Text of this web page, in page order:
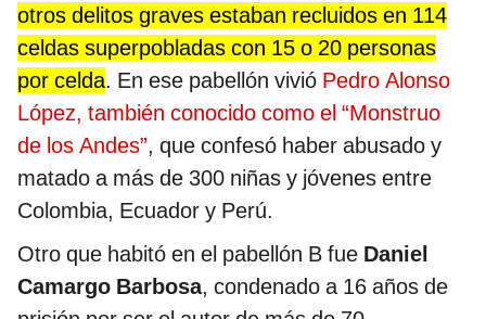
otros delitos graves estaban recluidos en 114
celdas superpobladas con 15 o 20 personas
por celda. En ese pabellón vivió Pedro Alonso
López, también conocido como el “Monstruo
de los Andes”, que confesó haber abusado y
matado a más de 300 niñas y jóvenes entre
Colombia, Ecuador y Perú.
Otro que habitó en el pabellón B fue Daniel
Camargo Barbosa, condenado a 16 años de